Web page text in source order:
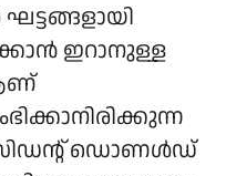
ഇറാനുള്ള
ഡൊണള്‍ഡ്